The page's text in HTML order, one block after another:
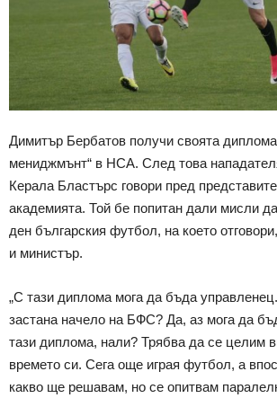
Димитър Бербатов получи своята
мениджмънт“ в НСА. След това
Керала Бластърс говори пред
академията. Той бе попитан дали мисли
ден българския футбол, на което
и министър.
„С тази диплома мога да бъда
застана начело на БФС? Да, аз мога да
тази диплома, нали? Трябва да се целим
времето си. Сега още играя футбол, а
какво ще решавам, но се опитвам